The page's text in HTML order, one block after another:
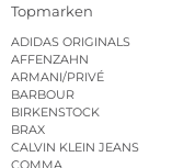
Topmarken
ADIDAS ORIGINALS
AFFENZAHN
ARMANI/PRIVÉ
BARBOUR
BIRKENSTOCK
BRAX
CALVIN KLEIN JEANS
COMMA